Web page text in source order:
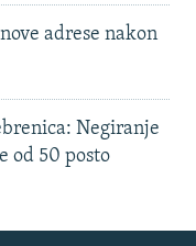
adrese nakon
Negiranje
od 50 posto